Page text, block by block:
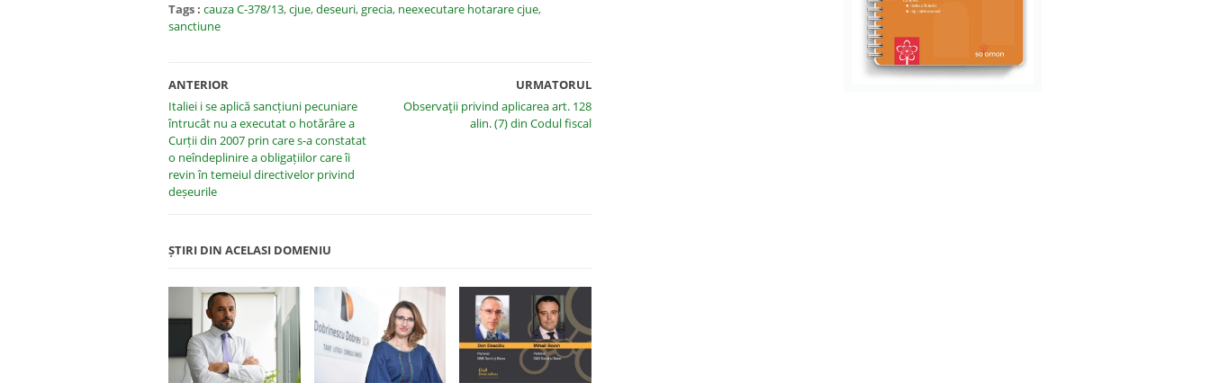
Tags : cauza C-378/13,cjue,deseuri,grecia, neexecutare hotarare cjue,
sanctiune
ANTERIOR
Italiei i se aplică sancțiuni pecuniare
întrucât nu a executat o hotărâre a
Curții din 2007 prin care s-a constatat
o neîndeplinire a obligațiilor care îi
revin în temeiul directivelor privind
deșeurile
URMATORUL
Observaţii privind aplicarea art. 128
alin. (7) din Codul fiscal
ȘTIRI DIN ACELASI DOMENIU